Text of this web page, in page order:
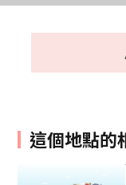
這個地點的